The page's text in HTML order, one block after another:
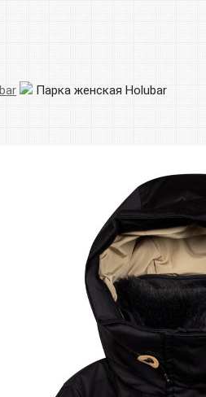
Парка женская Holubar